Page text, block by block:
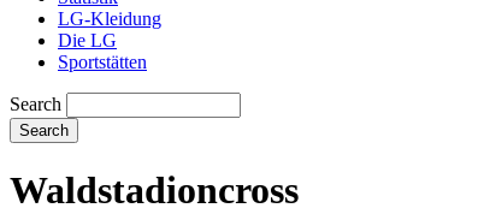
LG-Kleidung
Die LG
Sportstätten
Search
Waldstadioncross